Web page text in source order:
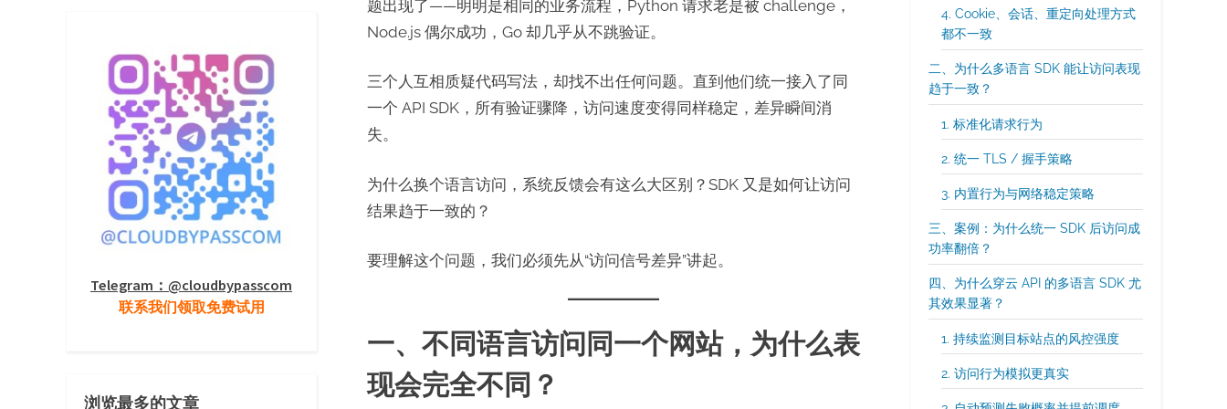
题出现了——明明是相同的业务流程，Python 请求老是被 challenge，
Node.js 偶尔成功，Go 却几乎从不跳验证。
三个人互相质疑代码写法，却找不出任何问题。直到他们统一接入了同
一个 API SDK，所有验证骤降，访问速度变得同样稳定，差异瞬间消
失。
为什么换个语言访问，系统反馈会有这么大区别？SDK 又是如何让访问
结果趋于一致的？
要理解这个问题，我们必须先从“访问信号差异”讲起。
一、不同语言访问同一个网站，为什么表
现会完全不同？
Telegram：@cloudbypasscom
联系我们领取免费试用
浏览最多的文章
4. Cookie、会话、重定向处理方式
都不一致
二、为什么多语言 SDK 能让访问表现
趋于一致？
1. 标准化请求行为
2. 统一 TLS / 握手策略
3. 内置行为与网络稳定策略
三、案例：为什么统一 SDK 后访问成
功率翻倍？
四、为什么穿云 API 的多语言 SDK 尤
其效果显著？
1. 持续监测目标站点的风控强度
2. 访问行为模拟更真实